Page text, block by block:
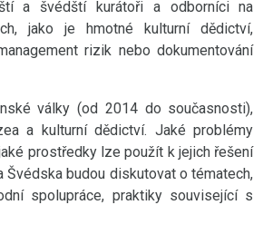
a švédští kurátoři a odborníci na
jako je hmotné kulturní dědictví,
rizik nebo dokumentování
války (od 2014 do současnosti),
a kulturní dědictví. Jaké problémy
prostředky lze použít k jejich řešení
budou diskutovat o tématech,
spolupráce, praktiky související s